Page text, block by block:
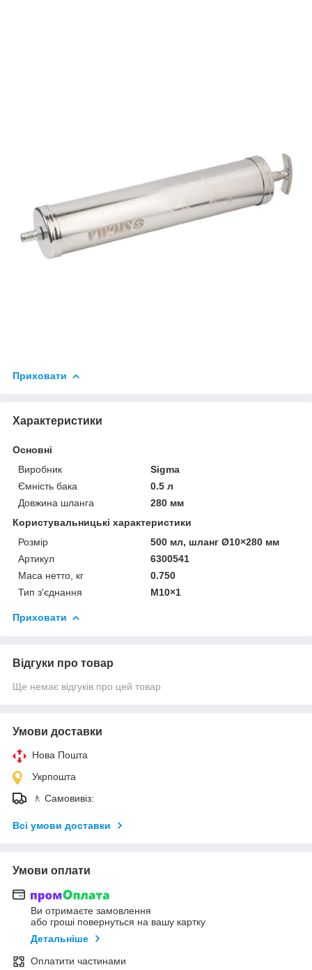
Приховати
Характеристики
Основні
Виробник
Sigma
Ємність бака
0.5 л
Довжина шланга
280 мм
Користувальницькі характеристики
Розмір
500 мл, шланг Ø10×280 мм
Артикул
6300541
Маса нетто, кг
0.750
Тип з'єднання
М10×1
Приховати
Відгуки про товар
Ще немає відгуків про цей товар
Умови доставки
Нова Пошта
Укрпошта
🚶 Самовивіз:
Всі умови доставки
Умови оплати
Ви отримаєте замовлення
або гроші повернуться на вашу картку
Детальніше
Оплатити частинами